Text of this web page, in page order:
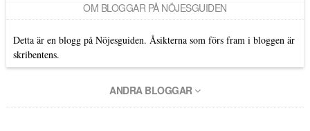
OM BLOGGAR PÅ NÖJESGUIDEN
Detta är en blogg på Nöjesguiden. Åsikterna som förs fram i bloggen är
skribentens.
ANDRA BLOGGAR